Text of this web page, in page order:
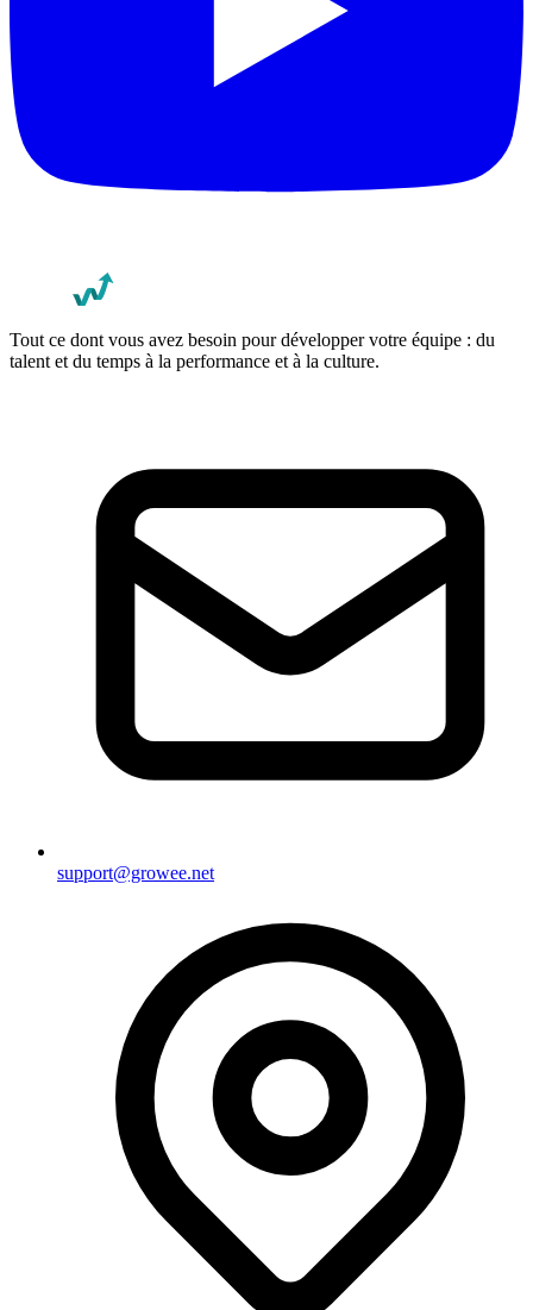
Tout ce dont vous avez besoin pour développer votre équipe : du
talent et du temps à la performance et à la culture.
support@growee.net